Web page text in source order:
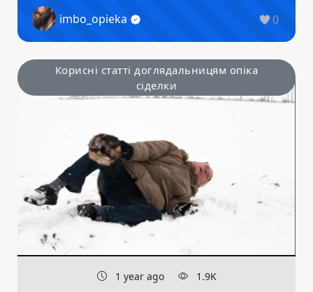
0
imbo_opieka
Корисні статті доглядальницям опіка
сіделки
1 year ago 1.9K